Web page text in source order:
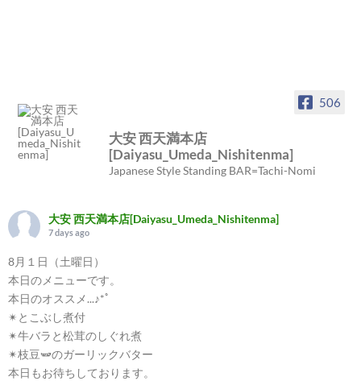
506
大安 西天満本店
[Daiyasu_Umeda_Nishitenma]
Japanese Style Standing BAR=Tachi-Nomi
大安 西天満本店[Daiyasu_Umeda_Nishitenma]
7 days ago
8月１日（土曜日）
本日のメニューです。
本日のオススメ...♪*ﾟ
✴︎とこぶし煮付
✴︎牛バラと松茸のしぐれ煮
✴︎枝豆🫛のガーリックバター
本日もお待ちしております。